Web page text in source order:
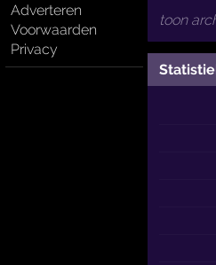
Adverteren
Voorwaarden
Privacy
toon